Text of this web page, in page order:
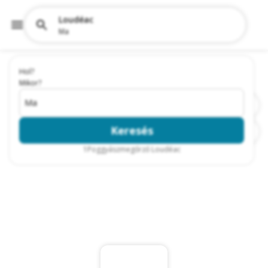
Hol?
Mikor?
Ma
Keresés
Poggyászmegőrző Loudéac
Loudéac
Ma